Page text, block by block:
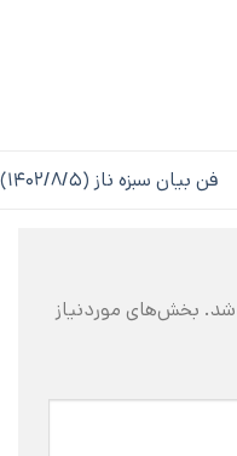
فن بیان سبزه ناز (۱۴۰۲/۸/۵)
شد. بخش‌های موردنیاز